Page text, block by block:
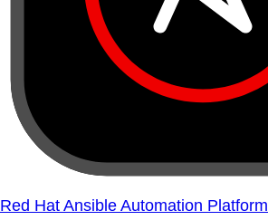
Red Hat Ansible Automation Platform